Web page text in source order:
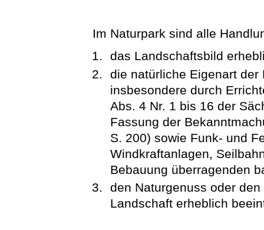
Im Naturpark sind alle
das Landschaftsbild
die natürliche Eigenart
insbesondere durch
Abs. 4 Nr. 1 bis 16 der
Fassung der
S. 200) sowie Funk- und
Windkraftanlagen,
Bebauung überragenden
den Naturgenuss oder
Landschaft erheblich